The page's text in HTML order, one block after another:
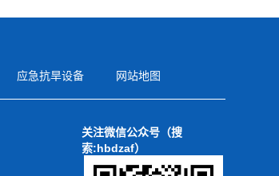
应急抗旱设备 网站地图
关注微信公众号（搜
索:hbdzaf）